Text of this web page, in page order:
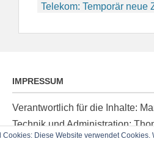
Beitragsnavigation
Telekom: Temporär neue
IMPRESSUM
Verantwortlich für die Inhalte:
Technik und Administration:
Cookies: Diese Website verwendet